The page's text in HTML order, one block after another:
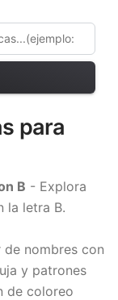
para
B - Explora
la letra B.
nombres con
y patrones
de coloreo